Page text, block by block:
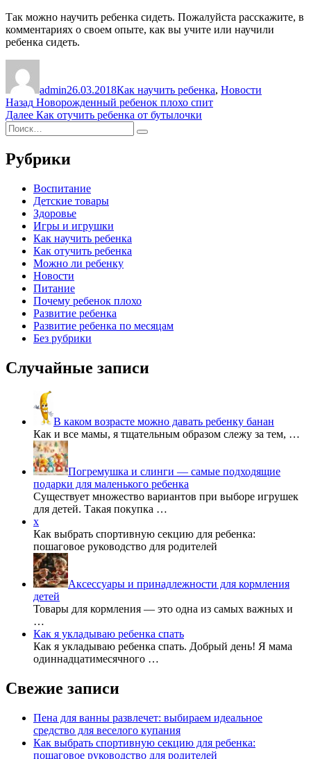
Так можно научить ребенка сидеть. Пожалуйста расскажите, в
комментариях о своем опыте, как вы учите или научили
ребенка сидеть.
admin26.03.2018Как научить ребенка, Новости
Навигация
по
записям
Назад Предыдущая
запись:
Новорожденный ребенок плохо спит
Далее Следующая
Как отучить ребенка от бутылочки
Искать:
Поиск
Рубрики
Воспитание
Детские товары
Здоровье
Игры и игрушки
Как научить ребенка
Как отучить ребенка
Можно ли ребенку
Новости
Питание
Почему ребенок плохо
Развитие ребенка
Развитие ребенка по месяцам
Без рубрики
Случайные записи
В каком возрасте можно давать ребенку банан
Как и все мамы, я тщательным образом слежу за тем, …
Погремушка и слинги — самые подходящие
подарки для маленького ребенка
Существует множество вариантов при выборе игрушек
для детей. Такая покупка …
x
Как выбрать спортивную секцию для ребенка:
пошаговое руководство для родителей
Аксессуары и принадлежности для кормления
детей
Товары для кормления — это одна из самых важных и
…
Как я укладываю ребенка спать
Как я укладываю ребенка спать. Добрый день! Я мама
одиннадцатимесячного …
Свежие записи
Пена для ванны развлечет: выбираем идеальное
средство для веселого купания
Как выбрать спортивную секцию для ребенка:
пошаговое руководство для родителей